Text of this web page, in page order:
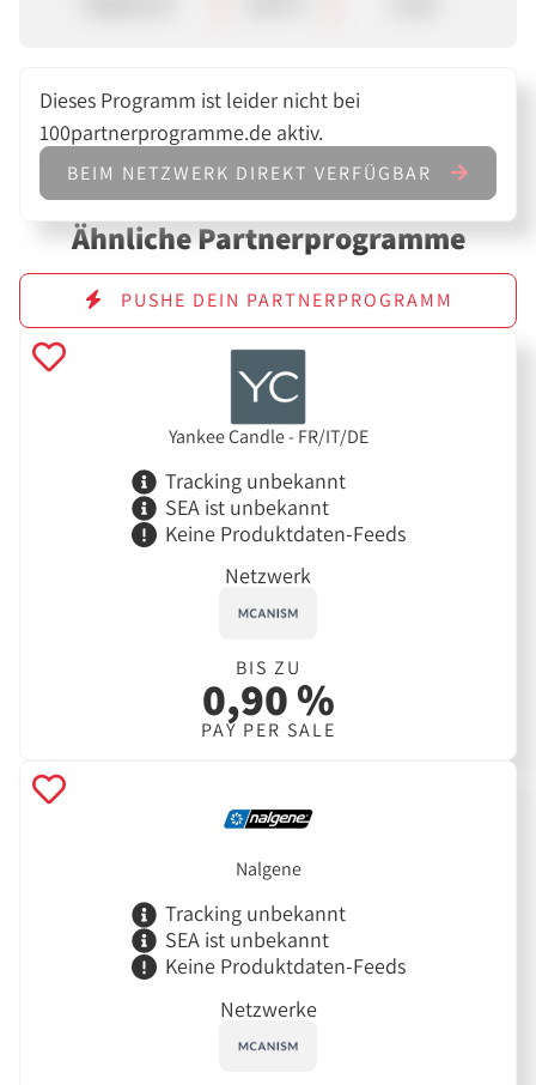
Dieses Programm ist leider nicht bei
100partnerprogramme.de aktiv.
BEIM NETZWERK DIREKT VERFÜGBAR
Ähnliche Partnerprogramme
PUSHE DEIN PARTNERPROGRAMM
Yankee Candle - FR/IT/DE
Tracking unbekannt
SEA ist unbekannt
Keine Produktdaten-Feeds
Netzwerk
BIS ZU
0,90 %
PAY PER SALE
Nalgene
Tracking unbekannt
SEA ist unbekannt
Keine Produktdaten-Feeds
Netzwerke